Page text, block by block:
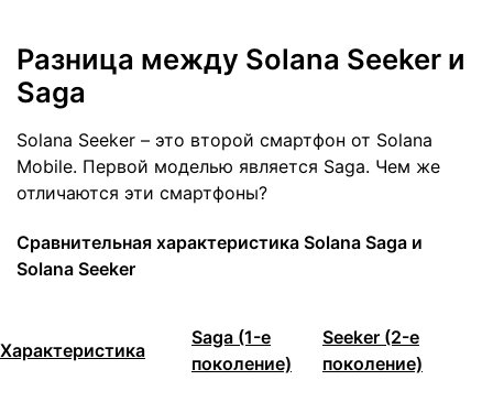
Разница между Solana Seeker и
Saga
Solana Seeker – это второй смартфон от Solana
Mobile. Первой моделью является Saga. Чем же
отличаются эти смартфоны?
Сравнительная характеристика Solana Saga и
Solana Seeker
Характеристика
Saga (1-е
поколение)
Seeker (2-е
поколение)